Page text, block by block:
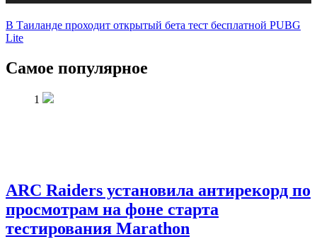
В Таиланде проходит открытый бета тест бесплатной PUBG
Lite
Самое популярное
1
ARC Raiders установила антирекорд по
просмотрам на фоне старта
тестирования Marathon